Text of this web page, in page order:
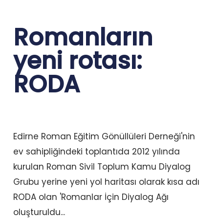
Romanların
yeni rotası:
RODA
Edirne Roman Eğitim Gönüllüleri Derneği'nin
ev sahipliğindeki toplantıda 2012 yılında
kurulan Roman Sivil Toplum Kamu Diyalog
Grubu yerine yeni yol haritası olarak kısa adı
RODA olan 'Romanlar İçin Diyalog Ağı
oluşturuldu...